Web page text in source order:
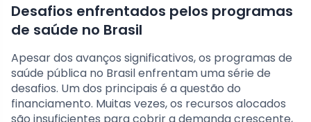
Desafios enfrentados pelos programas
de saúde no Brasil
Apesar dos avanços significativos, os programas de
saúde pública no Brasil enfrentam uma série de
desafios. Um dos principais é a questão do
financiamento. Muitas vezes, os recursos alocados
são insuficientes para cobrir a demanda crescente,